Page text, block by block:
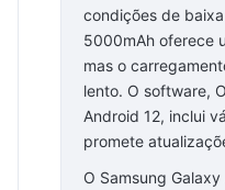
condições de
5000mAh oferece
mas o
lento. O software,
Android 12, inclui
promete
O Samsung